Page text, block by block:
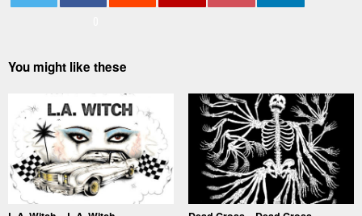
You might like these